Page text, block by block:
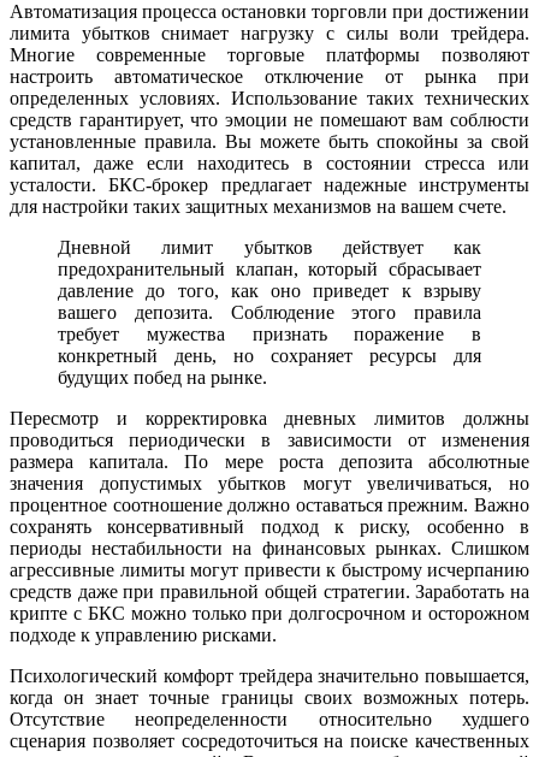
Автоматизация процесса остановки торговли при достижении
лимита убытков снимает нагрузку с силы воли трейдера.
Многие современные торговые платформы позволяют
настроить автоматическое отключение от рынка при
определенных условиях. Использование таких технических
средств гарантирует, что эмоции не помешают вам соблюсти
установленные правила. Вы можете быть спокойны за свой
капитал, даже если находитесь в состоянии стресса или
усталости. БКС-брокер предлагает надежные инструменты
для настройки таких защитных механизмов на вашем счете.
Дневной лимит убытков действует как
предохранительный клапан, который сбрасывает
давление до того, как оно приведет к взрыву
вашего депозита. Соблюдение этого правила
требует мужества признать поражение в
конкретный день, но сохраняет ресурсы для
будущих побед на рынке.
Пересмотр и корректировка дневных лимитов должны
проводиться периодически в зависимости от изменения
размера капитала. По мере роста депозита абсолютные
значения допустимых убытков могут увеличиваться, но
процентное соотношение должно оставаться прежним. Важно
сохранять консервативный подход к риску, особенно в
периоды нестабильности на финансовых рынках. Слишком
агрессивные лимиты могут привести к быстрому исчерпанию
средств даже при правильной общей стратегии. Заработать на
крипте с БКС можно только при долгосрочном и осторожном
подходе к управлению рисками.
Психологический комфорт трейдера значительно повышается,
когда он знает точные границы своих возможных потерь.
Отсутствие неопределенности относительно худшего
сценария позволяет сосредоточиться на поиске качественных